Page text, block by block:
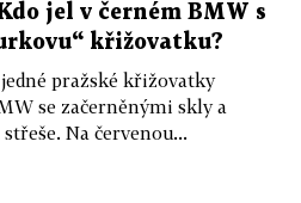
jel v černém BMW s
křižovatku?
pražské křižovatky
se začerněnými skly a
Na červenou...